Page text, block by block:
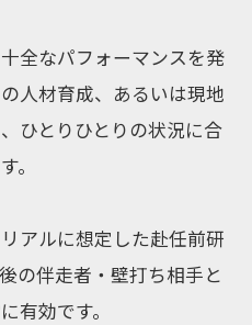
全なパフォーマンスを発
人材育成、あるいは現地
ひとりひとりの状況に合
。
アルに想定した赴任前研
の伴走者・壁打ち相手と
有効です。